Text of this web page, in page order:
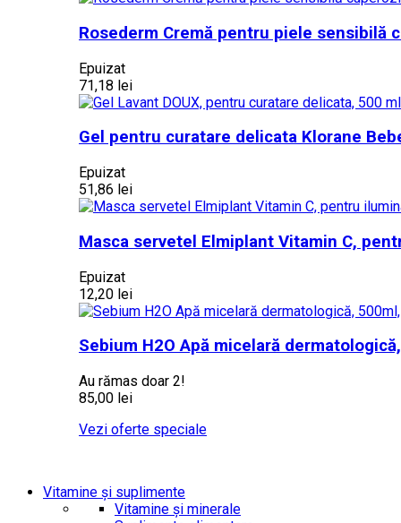
Rosederm Cremă pentru piele sensibilă
Epuizat
71,18 lei
Gel pentru curatare delicata Klorane
Epuizat
51,86 lei
Masca servetel Elmiplant Vitamin C,
Epuizat
12,20 lei
Sebium H2O Apă micelară
Au rămas doar 2!
85,00 lei
Vezi oferte speciale
Vitamine și suplimente
Vitamine și minerale